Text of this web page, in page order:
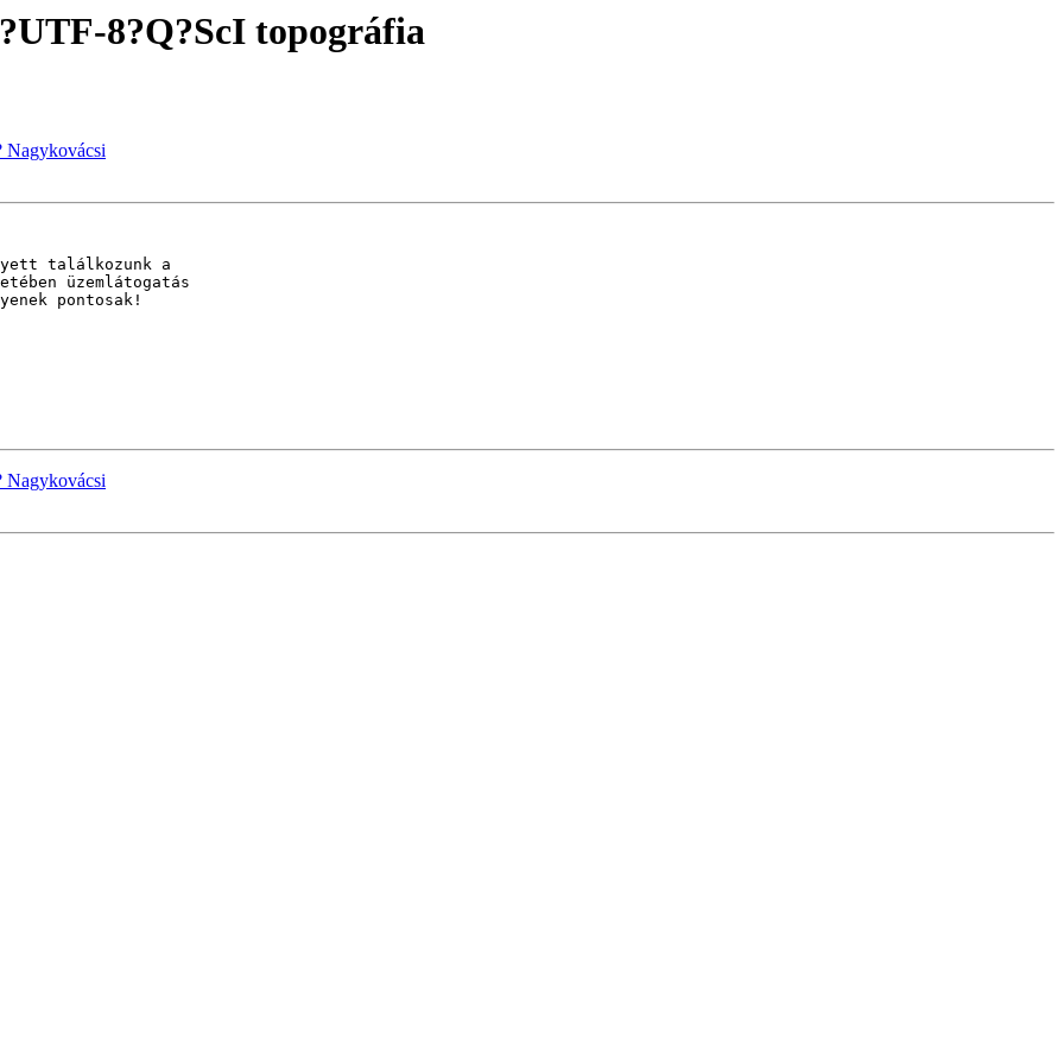
8?Q?ScI topográfia
Nagykovácsi
találkozunk a
üzemlátogatás
pontosak!
Nagykovácsi